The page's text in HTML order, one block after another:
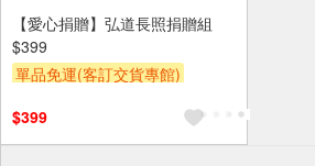
【愛心捐贈】弘道長照捐贈組
$399
單品免運(客訂交貨專館)
$399